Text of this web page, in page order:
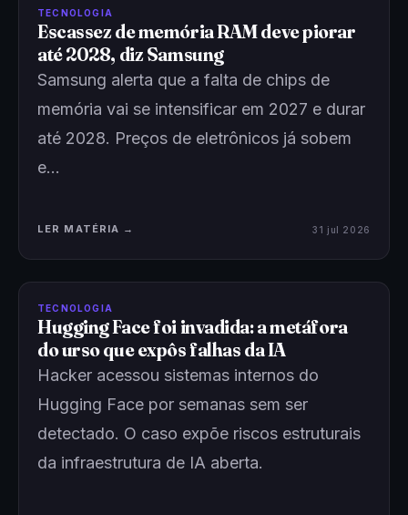
TECNOLOGIA
Escassez de memória RAM deve piorar
até 2028, diz Samsung
Samsung alerta que a falta de chips de
memória vai se intensificar em 2027 e durar
até 2028. Preços de eletrônicos já sobem
e…
LER MATÉRIA → 31 jul 2026
TECNOLOGIA
Hugging Face foi invadida: a metáfora
do urso que expôs falhas da IA
Hacker acessou sistemas internos do
Hugging Face por semanas sem ser
detectado. O caso expõe riscos estruturais
da infraestrutura de IA aberta.